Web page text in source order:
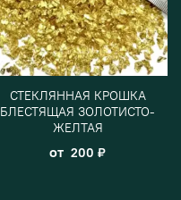
СТЕКЛЯННАЯ КРОШКА
БЛЕСТЯЩАЯ ЗОЛОТИСТО-
ЖЕЛТАЯ
от 200 ₽